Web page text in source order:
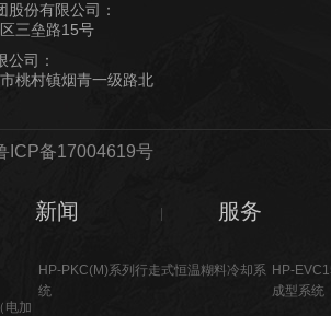
股份有限公司：
三垒路15号
公司：
桃村镇烟青一级路北
ICP备17004619号
电加
HP-PKC(M)系列行走式恒温糊料冷却系
统
HP-
成型系统
新闻 服务